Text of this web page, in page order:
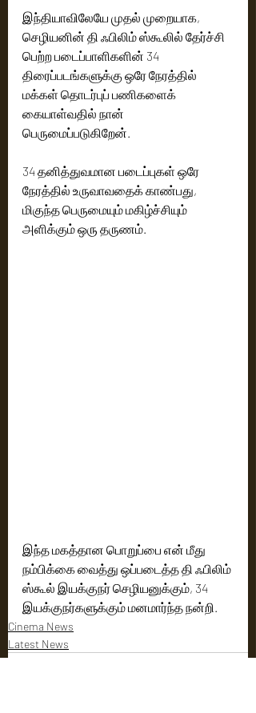
இந்தியாவிலேயே முதல் முறையாக,
செழியனின் தி ஃபிலிம் ஸ்கூலில் தேர்ச்சி
பெற்ற படைப்பாளிகளின் 34
திரைப்படங்களுக்கு ஒரே நேரத்தில்
மக்கள் தொடர்புப் பணிகளைக்
கையாள்வதில் நான்
பெருமைப்படுகிறேன்.
34 தனித்துவமான படைப்புகள் ஒரே
நேரத்தில் உருவாவதைக் காண்பது,
மிகுந்த பெருமையும் மகிழ்ச்சியும்
அளிக்கும் ஒரு தருணம்.
இந்த மகத்தான பொறுப்பை என் மீது
நம்பிக்கை வைத்து ஒப்படைத்த தி ஃபிலிம்
ஸ்கூல் இயக்குநர் செழியனுக்கும், 34
இயக்குநர்களுக்கும் மனமார்ந்த நன்றி.
Cinema News
Latest News